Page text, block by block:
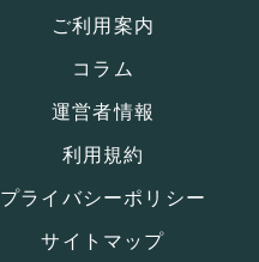
ご利用案内
コラム
運営者情報
利用規約
プライバシーポリシー
サイトマップ